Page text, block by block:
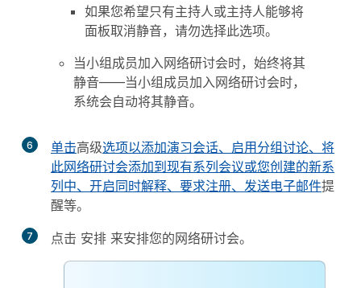
如果您希望只有主持人或主持人能够将
面板取消静音，请勿选择此选项。
当小组成员加入网络研讨会时，始终将其
静音——当小组成员加入网络研讨会时，
系统会自动将其静音。
6 单击高级选项以添加演习会话、启用分组讨论、将
此网络研讨会添加到现有系列会议或您创建的新系
列中、开启同时解释、要求注册、发送电子邮件提
醒等。
7 点击 安排 来安排您的网络研讨会。